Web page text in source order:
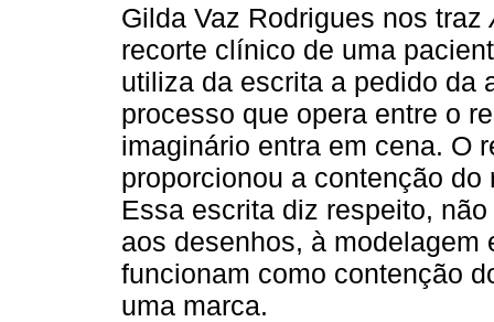
Gilda Vaz Rodrigues nos traz
recorte clínico de uma
utiliza da escrita a pedido da
processo que opera entre o
imaginário entra em cena. O
proporcionou a contenção
Essa escrita diz respeito,
aos desenhos, à
funcionam como contenção
uma marca.